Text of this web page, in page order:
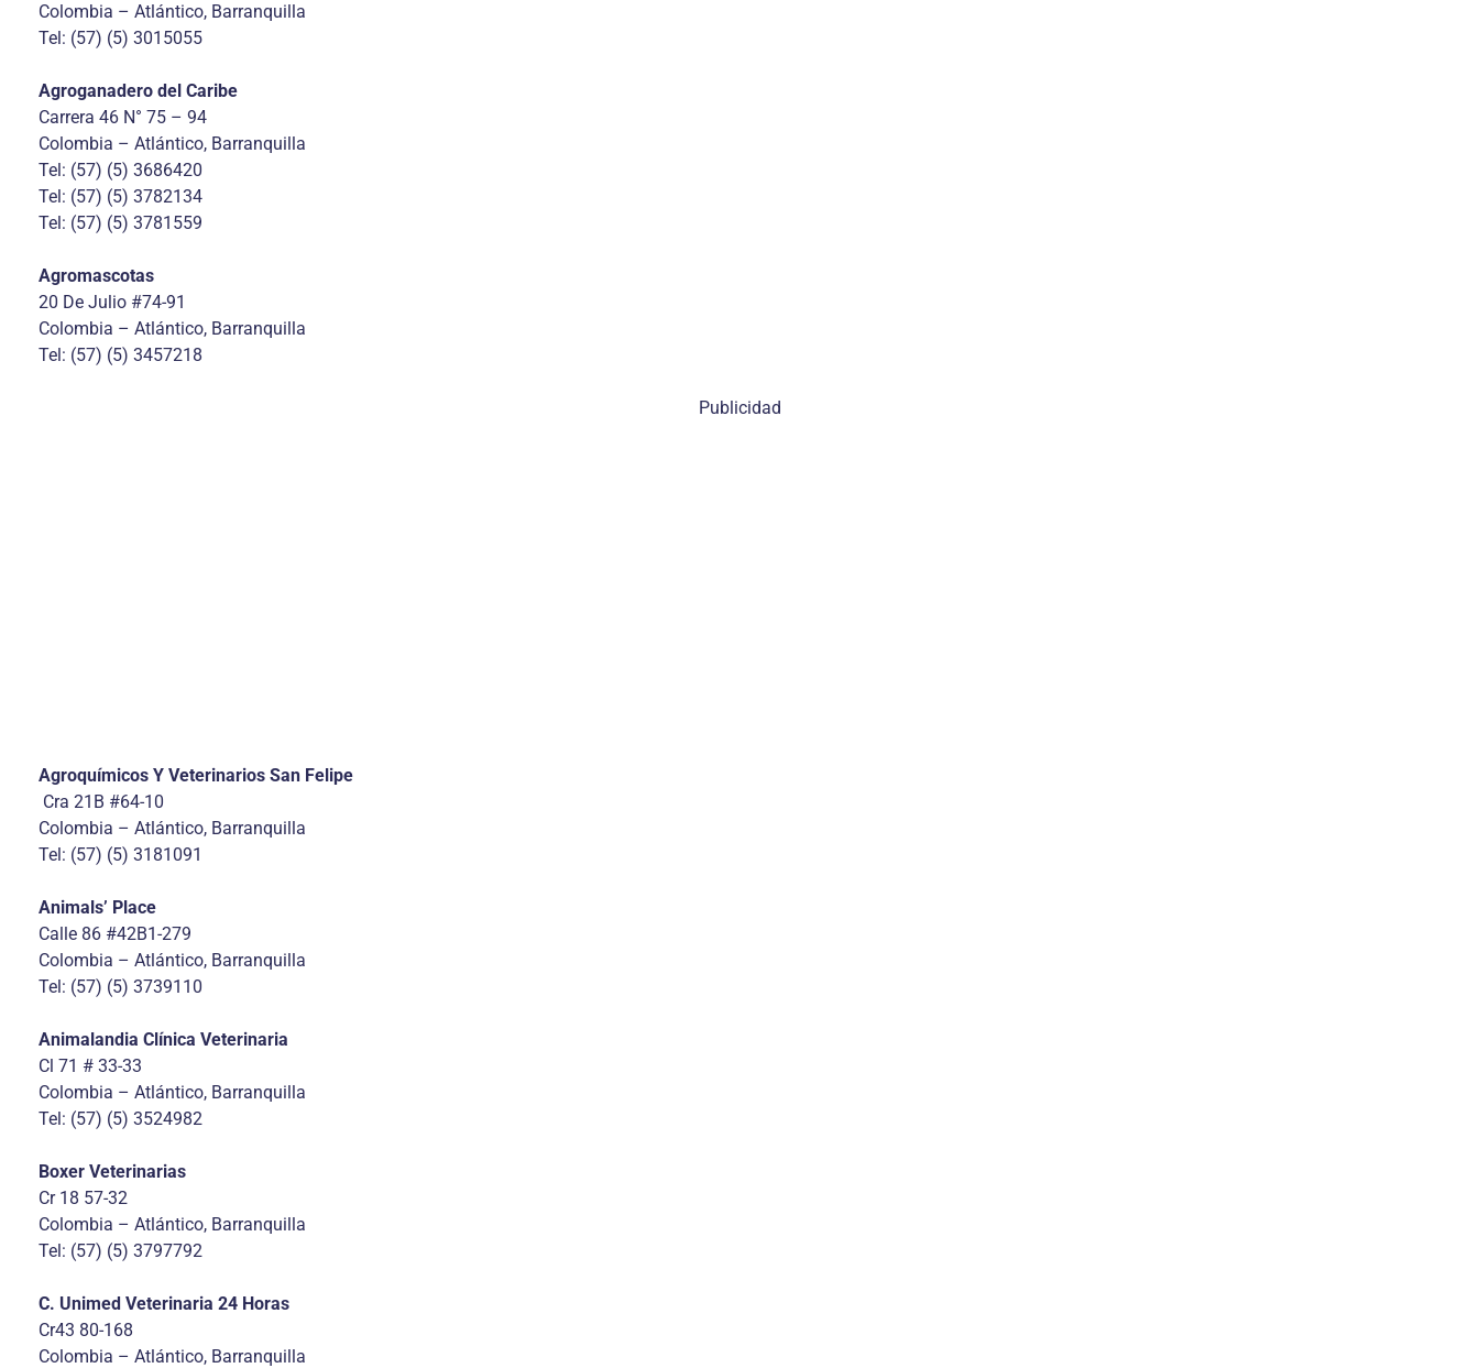
Colombia – Atlántico, Barranquilla
Tel: (57) (5) 3015055
Agroganadero del Caribe
Carrera 46 N° 75 – 94
Colombia – Atlántico, Barranquilla
Tel: (57) (5) 3686420
Tel: (57) (5) 3782134
Tel: (57) (5) 3781559
Agromascotas
20 De Julio #74-91
Colombia – Atlántico, Barranquilla
Tel: (57) (5) 3457218
Publicidad
Agroquímicos Y Veterinarios San Felipe
Cra 21B #64-10
Colombia – Atlántico, Barranquilla
Tel: (57) (5) 3181091
Animals’ Place
Calle 86 #42B1-279
Colombia – Atlántico, Barranquilla
Tel: (57) (5) 3739110
Animalandia Clínica Veterinaria
Cl 71 # 33-33
Colombia – Atlántico, Barranquilla
Tel: (57) (5) 3524982
Boxer Veterinarias
Cr 18 57-32
Colombia – Atlántico, Barranquilla
Tel: (57) (5) 3797792
C. Unimed Veterinaria 24 Horas
Cr43 80-168
Colombia – Atlántico, Barranquilla